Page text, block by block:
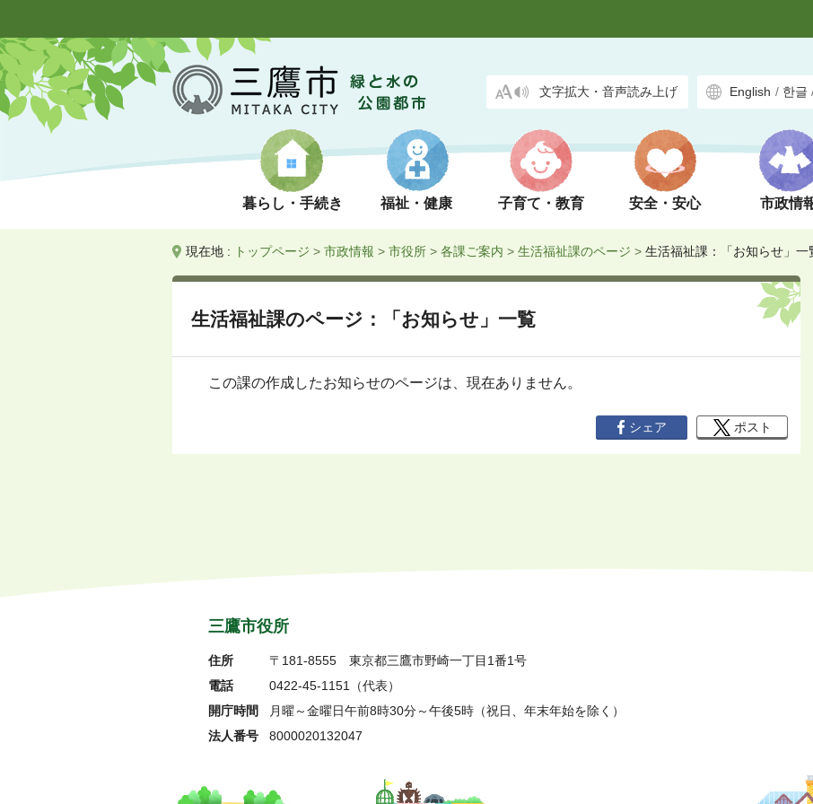
文字拡大・音声読み上げ English / 한글
暮らし・手続き 福祉・健康 子育て・教育 安全・安心 市政情
現在地 : トップページ > 市政情報 > 市役所 > 各課ご案内 > 生活福祉課のページ > 生活福祉課：「お知らせ」一
生活福祉課のページ：「お知らせ」一覧
この課の作成したお知らせのページは、現在ありません。
シェア ポスト
三鷹市役所
住所 〒181-8555 東京都三鷹市野崎一丁目1番1号
電話
0422-45-1151 （代表）
開庁時間
月曜～金曜日午前8時30分～午後5時（祝日、年末年始を除く）
法人番号
8000020132047